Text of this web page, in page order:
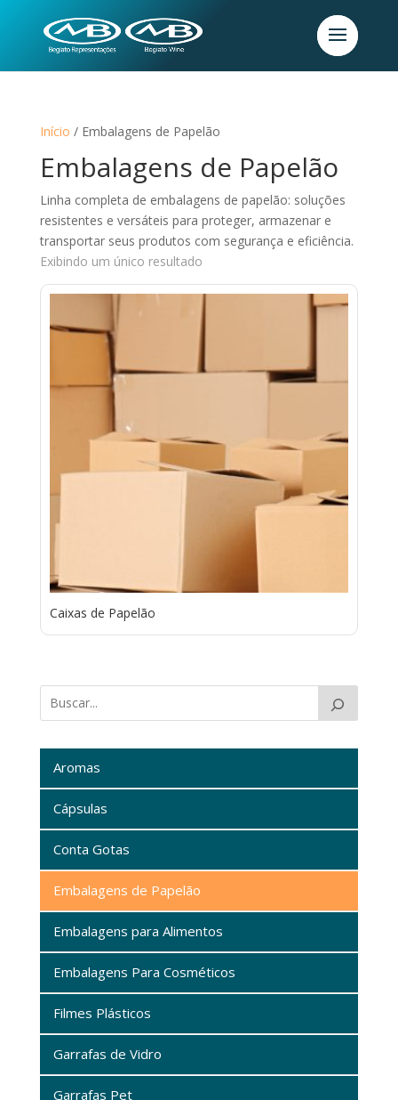
Início / Embalagens de Papelão
Embalagens de Papelão
Linha completa de embalagens de papelão: soluções
resistentes e versáteis para proteger, armazenar e
transportar seus produtos com segurança e eficiência.
Exibindo um único resultado
Caixas de Papelão
Aromas
Cápsulas
Conta Gotas
Embalagens de Papelão
Embalagens para Alimentos
Embalagens Para Cosméticos
Filmes Plásticos
Garrafas de Vidro
Garrafas Pet